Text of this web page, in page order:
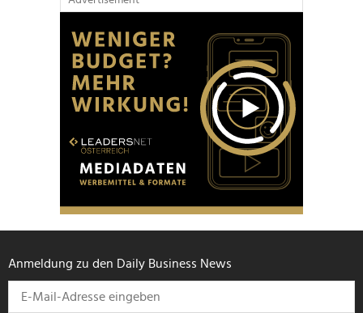
Anmeldung zu den Daily Business News